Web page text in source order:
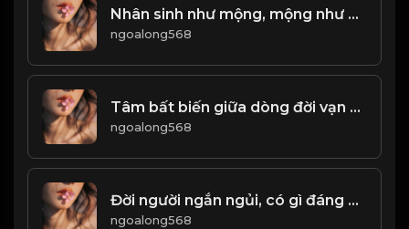
Nhân sinh như mộng, mộng như nhân sinh! & Đạo
ngoalong568
Tâm bất biến giữa dòng đời vạn biến Đạo
ngoalong568
Đời người ngắn ngủi, có gì đáng để tranh đâu! & Đạo
ngoalong568